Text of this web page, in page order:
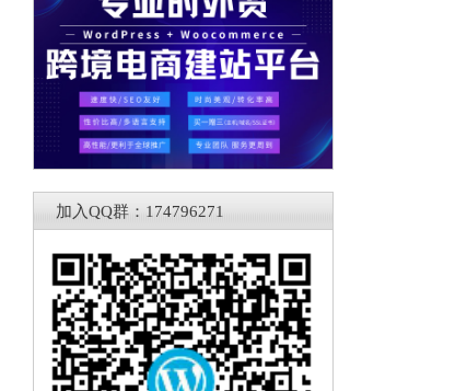
加入QQ群：174796271